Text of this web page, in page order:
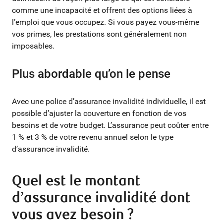
comme une incapacité et offrent des options liées à
l’emploi que vous occupez. Si vous payez vous-même
vos primes, les prestations sont généralement non
imposables.
Plus abordable qu’on le pense
Avec une police d’assurance invalidité individuelle, il est
possible d’ajuster la couverture en fonction de vos
besoins et de votre budget. L’assurance peut coûter entre
1 % et 3 % de votre revenu annuel selon le type
d’assurance invalidité.
Quel est le montant
d’assurance invalidité dont
vous avez besoin ?